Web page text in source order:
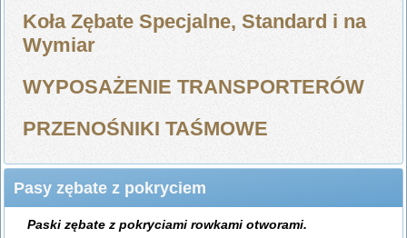
Koła Zębate Specjalne, Standard i na
Wymiar
WYPOSAŻENIE TRANSPORTERÓW
PRZENOŚNIKI TAŚMOWE
Pasy zębate z pokryciem
Paski zębate z pokryciami rowkami otworami.